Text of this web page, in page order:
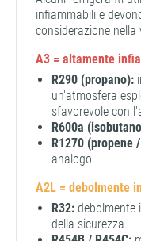
infiammabili e
considerazione nella
A3 = altamente
R290 (propano):
un'atmosfera
sfavorevole con
R600a
R1270 (propene
analogo.
A2L = debolmente
R32: debolmente
della sicurezza.